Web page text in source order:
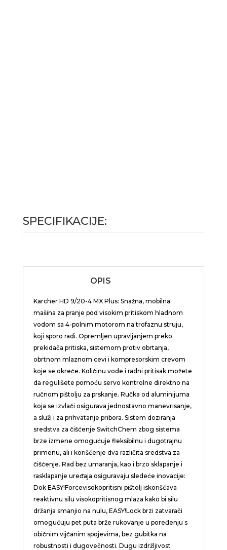
SPECIFIKACIJE:
OPIS
Karcher HD 9/20-4 MX Plus: Snažna, mobilna
mašina za pranje pod visokim pritiskom hladnom
vodom sa 4-polnim motorom na trofaznu struju,
koji sporo radi. Opremljen upravljanjem preko
prekidača pritiska, sistemom protiv obrtanja,
obrtnom mlaznom cevi i kompresorskim crevom
koje se okreće. Količinu vode i radni pritisak možete
da regulišete pomoću servo kontrolne direktno na
ručnom pištolju za prskanje. Ručka od aluminijuma
koja se izvlači osigurava jednostavno manevrisanje,
a služi i za prihvatanje pribora. Sistem doziranja
sredstva za čišćenje SwitchChem zbog sistema
brze izmene omogućuje fleksibilnu i dugotrajnu
primenu, ali i korišćenje dva različita sredstva za
čišćenje. Rad bez umaranja, kao i brzo sklapanje i
rasklapanje uređaja osiguravaju sledeće inovacije:
Dok EASY!Forcevisokopritisni pištolj iskorišćava
reaktivnu silu visokopritisnog mlaza kako bi silu
držanja smanjio na nulu, EASY!Lockbrzi zatvarači
omogućuju pet puta brže rukovanje u poređenju s
običnim vijčanim spojevima, bez gubitka na
robustnosti i dugovečnosti. Dugu izdržljivost